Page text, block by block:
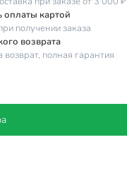
картой
получении заказа
возврата
полная гарантия